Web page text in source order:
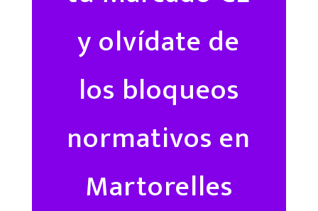
y olvídate de
los bloqueos
normativos en
Martorelles